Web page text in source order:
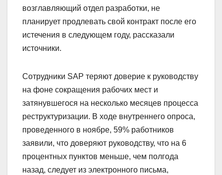
возглавляющий отдел разработки, не
планирует продлевать свой контракт после его
истечения в следующем году, рассказали
источники.
Сотрудники SAP теряют доверие к руководству
на фоне сокращения рабочих мест и
затянувшегося на несколько месяцев процесса
реструктуризации. В ходе внутреннего опроса,
проведенного в ноябре, 59% работников
заявили, что доверяют руководству, что на 6
процентных пунктов меньше, чем полгода
назад, следует из электронного письма,